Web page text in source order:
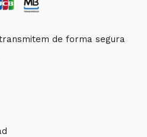
de forma segura